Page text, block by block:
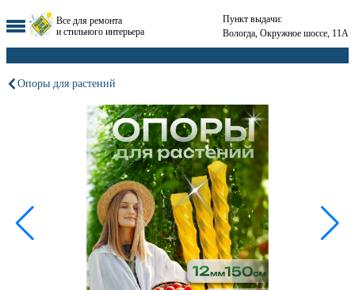
Все для ремонта
и стильного интерьера
Пункт выдачи:
Вологда, Окружное шоссе, 11А
Опоры для растений